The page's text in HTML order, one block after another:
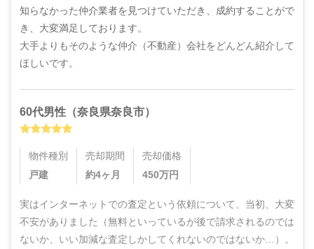
知らなかった仲介業者を見つけていただき、成約することがで
き、大変満足しております。
大手よりもそのような仲介（不動産）会社をどんどん紹介して
ほしいです。
60代男性 （奈良県奈良市）
物件種別
戸建
売却期間
約4ヶ月
売却価格
450万円
実はインターネットでの査定という依頼について、当初、大変
不安がありました（無料といっているが後で請求されるのでは
ないか、いい加減な査定しかしてくれないのではないか…）。